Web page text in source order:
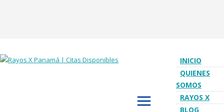
INICIO
QUIENES
SOMOS
RAYOS X
BLOG